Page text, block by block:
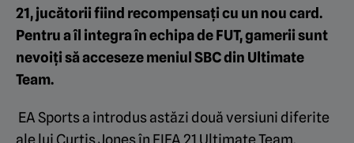
21, jucătorii fiind recompensați cu un nou card.
Pentru a îl integra în echipa de FUT, gamerii sunt
nevoiți să acceseze meniul SBC din Ultimate
Team.
EA Sports a introdus astăzi două versiuni diferite
ale lui Curtis Jones în FIFA 21 Ultimate Team.